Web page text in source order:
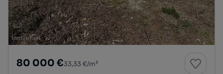
80 000 €33,33 €/m²